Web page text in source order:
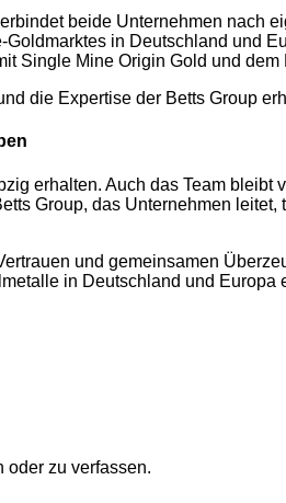
beide Unternehmen
in Deutschland und
Single Mine Origin Gold und dem
die Expertise der Betts Group
erhalten. Auch das Team
Group, das Unternehmen
und gemeinsamen
in Deutschland und
oder zu verfassen.